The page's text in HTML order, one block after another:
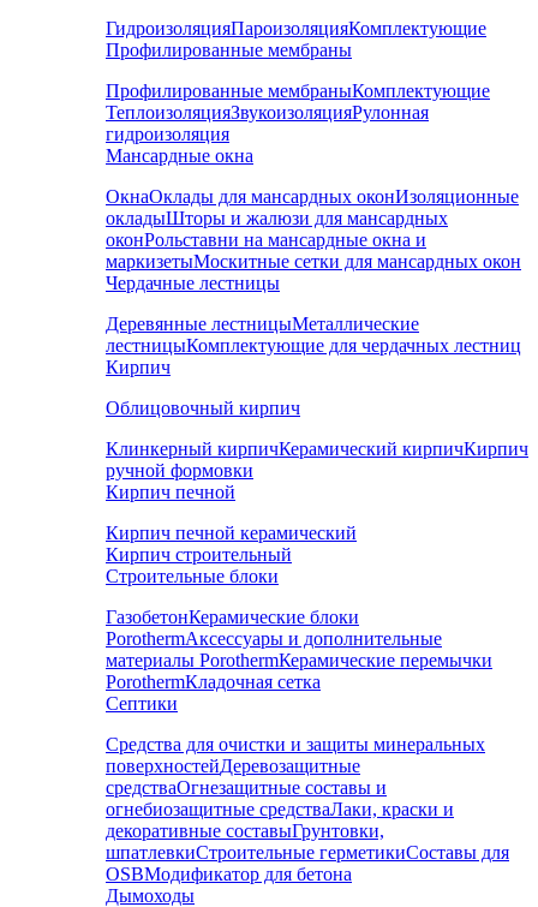
ГидроизоляцияПароизоляцияКомплектующие
Профилированные мембраны
Профилированные мембраныКомплектующие
ТеплоизоляцияЗвукоизоляцияРулонная
гидроизоляция
Мансардные окна
ОкнаОклады для мансардных оконИзоляционные
окладыШторы и жалюзи для мансардных
оконРольставни на мансардные окна и
маркизетыМоскитные сетки для мансардных окон
Чердачные лестницы
Деревянные лестницыМеталлические
лестницыКомплектующие для чердачных лестниц
Кирпич
Облицовочный кирпич
Клинкерный кирпичКерамический кирпичКирпич
ручной формовки
Кирпич печной
Кирпич печной керамический
Кирпич строительный
Строительные блоки
ГазобетонКерамические блоки
PorothermАксессуары и дополнительные
материалы PorothermКерамические перемычки
PorothermКладочная сетка
Септики
Средства для очистки и защиты минеральных
поверхностейДеревозащитные
средстваОгнезащитные составы и
огнебиозащитные средстваЛаки, краски и
декоративные составыГрунтовки,
шпатлевкиСтроительные герметикиСоставы для
OSBМодификатор для бетона
Дымоходы